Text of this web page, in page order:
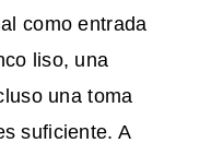
como entrada
liso, una
una toma
suficiente. A